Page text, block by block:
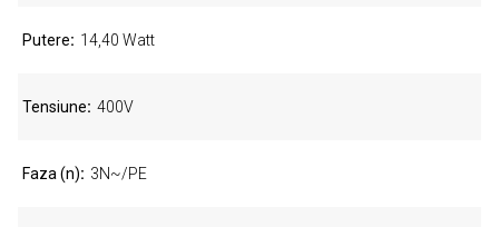
Putere 14,40 Watt
Tensiune 400V
Faza (n) 3N~/PE